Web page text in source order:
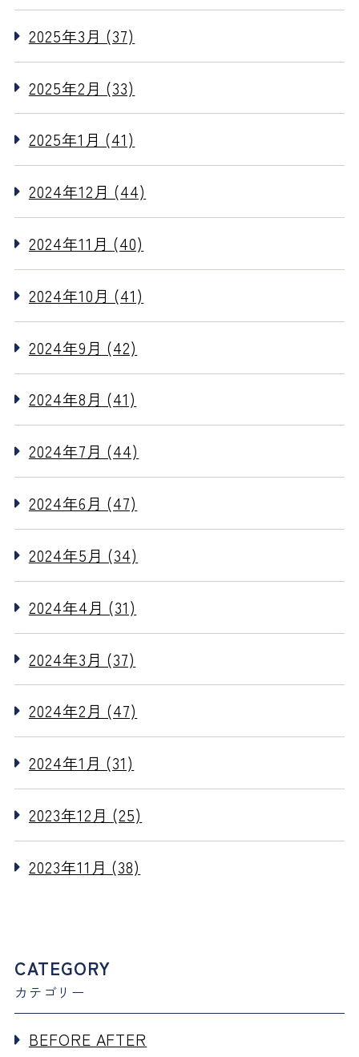
2025年3月 (37)
2025年2月 (33)
2025年1月 (41)
2024年12月 (44)
2024年11月 (40)
2024年10月 (41)
2024年9月 (42)
2024年8月 (41)
2024年7月 (44)
2024年6月 (47)
2024年5月 (34)
2024年4月 (31)
2024年3月 (37)
2024年2月 (47)
2024年1月 (31)
2023年12月 (25)
2023年11月 (38)
CATEGORY
カテゴリー
BEFORE AFTER